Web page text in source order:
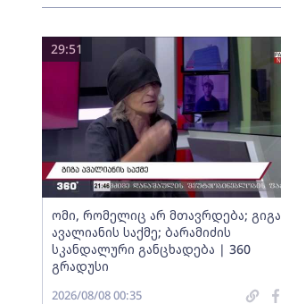
ომი, რომელიც არ მთავრდება; გიგა
ავალიანის საქმე; ბარამიძის
სკანდალური განცხადება | 360
გრადუსი
29:51
2026/08/08 00:35